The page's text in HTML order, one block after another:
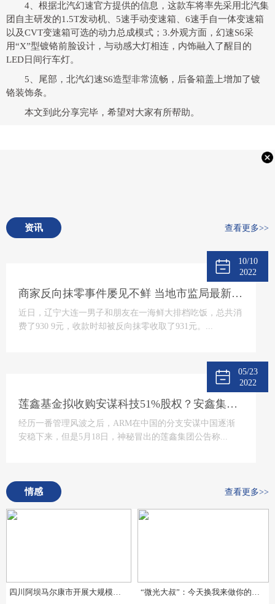
4、根据北汽幻速官方提供的信息，这款车将率先采用北汽集
团自主研发的1.5T发动机、5速手动变速箱、6速手自一体变速箱
以及CVT变速箱可选的动力总成模式；3.外观方面，幻速S6采
用“X”型镀铬前脸设计，与动感大灯相连，内饰融入了醒目的
LED日间行车灯。
5、尾部，北汽幻速S6造型非常流畅，后备箱盖上增加了镀
铬装饰条。
本文到此分享完毕，希望对大家有所帮助。
资讯 查看更多>>
10/10
2022
商家反向抹零事件屡见不鲜 当地市监局最新回应将“零容忍”态度打击
近日，辽宁大连一男子和朋友在一海鲜大排档吃饭，总共消
费了930 9元，收款时却被反向抹零收取了931元。...
05/23
2022
莲鑫基金拟收购安谋科技51%股权？安鑫集团回应
经历一番管理风波之后，ARM在中国的分支安谋中国逐渐
安稳下来，但是5月18日，神秘冒出的莲鑫集团公告称...
情感 查看更多>>
四川阿坝马尔康市开展大规模地震应急疏散演练暨地震预警系统测试 “微光大叔”：今天换我来做你的微光